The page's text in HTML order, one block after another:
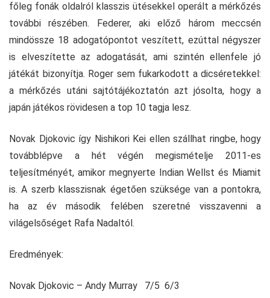
főleg fonák oldalról klasszis ütésekkel operált a mérkőzés
további részében. Federer, aki előző három meccsén
mindössze 18 adogatópontot veszített, ezúttal négyszer
is elveszítette az adogatását, ami szintén ellenfele jó
játékát bizonyítja. Roger sem fukarkodott a dicséretekkel:
a mérkőzés utáni sajtótájékoztatón azt jósolta, hogy a
japán játékos rövidesen a top 10 tagja lesz.
Novak Djokovic így Nishikori Kei ellen szállhat ringbe, hogy
továbblépve a hét végén megismételje 2011-es
teljesítményét, amikor megnyerte Indian Wellst és Miamit
is. A szerb klasszisnak égetően szüksége van a pontokra,
ha az év második felében szeretné visszavenni a
világelsőséget Rafa Nadaltól.
Eredmények:
Novak Djokovic – Andy Murray 7/5 6/3